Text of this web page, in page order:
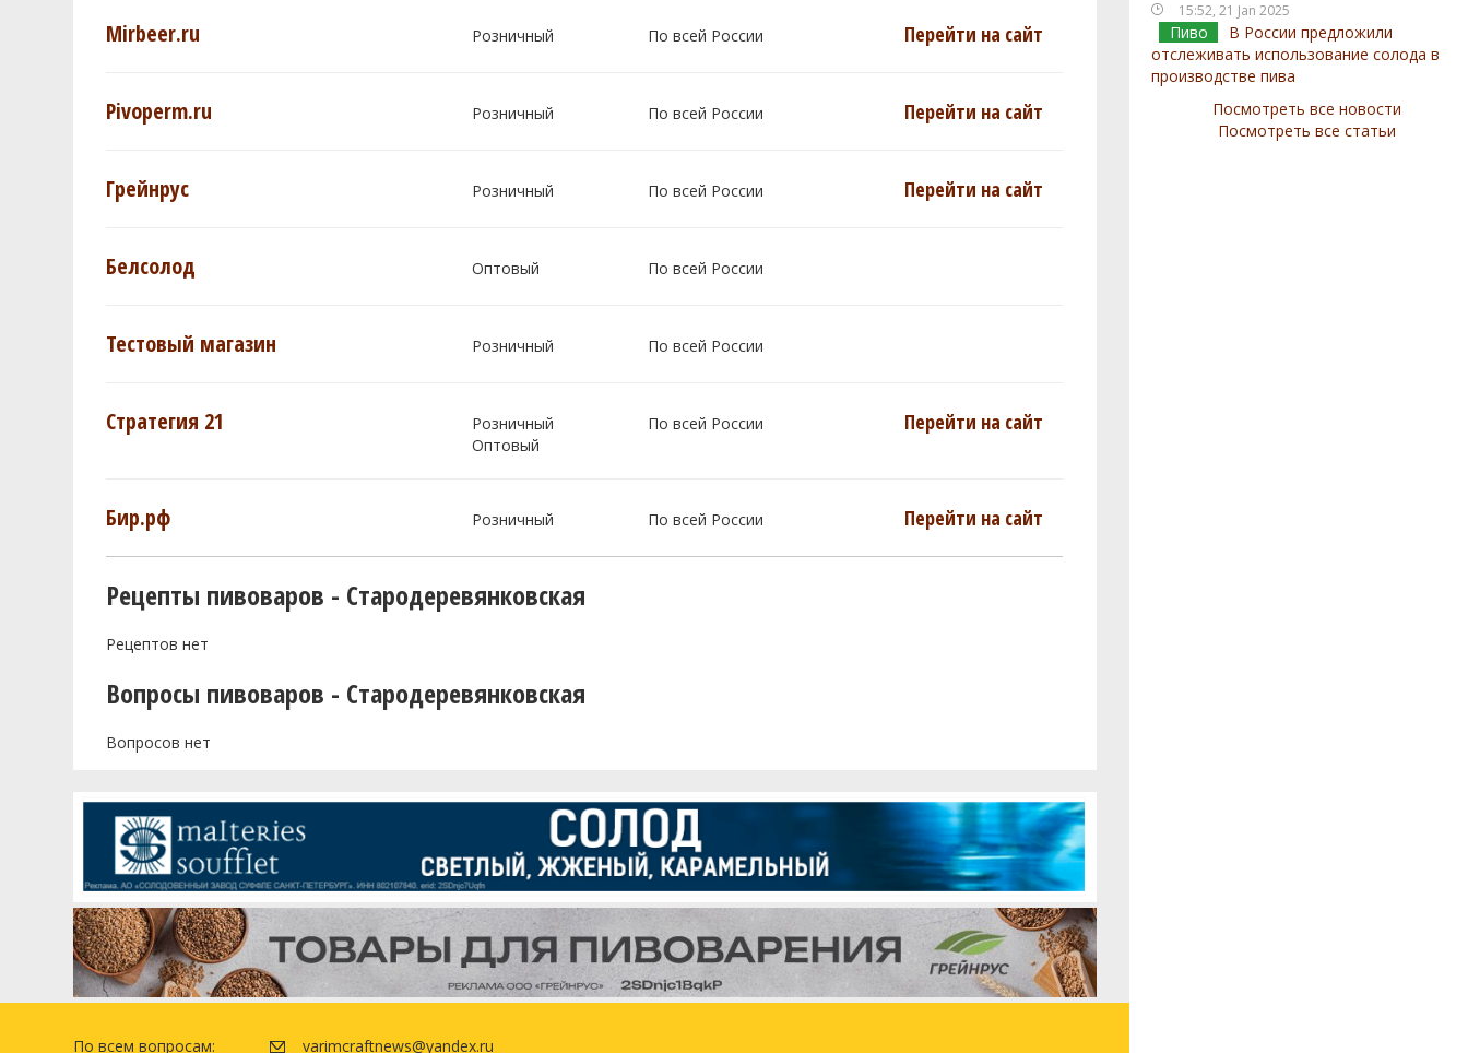
15:52, 21 Jan 2025
Пиво
В России предложили
отслеживать использование солода в
производстве пива
Посмотреть все новости
Посмотреть все статьи
Mirbeer.ru Розничный По всей России Перейти на сайт
Pivoperm.ru Розничный По всей России Перейти на сайт
Грейнрус Розничный По всей России Перейти на сайт
Белсолод Оптовый По всей России
Тестовый магазин Розничный По всей России
Стратегия 21
Розничный
Оптовый
По всей России Перейти на сайт
Бир.рф Розничный По всей России Перейти на сайт
Рецепты пивоваров - Стародеревянковская
Рецептов нет
Вопросы пивоваров - Стародеревянковская
Вопросов нет
По всем вопросам: varimcraftnews@yandex.ru